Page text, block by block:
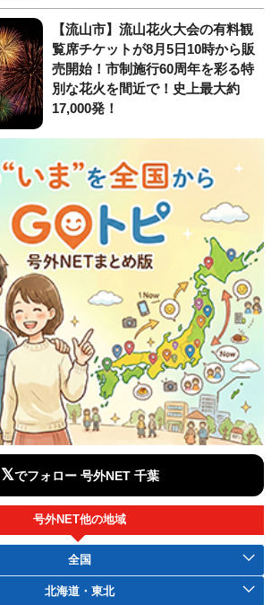
【流山市】流山花火大会の有料観
覧席チケットが8月5日10時から販
売開始！市制施行60周年を彩る特
別な花火を間近で！史上最大約
17,000発！
𝕏でフォロー 号外NET 千葉
号外NET他の地域
全国
北海道・東北